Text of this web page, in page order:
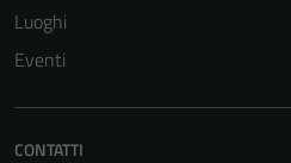
Luoghi
Eventi
CONTATTI